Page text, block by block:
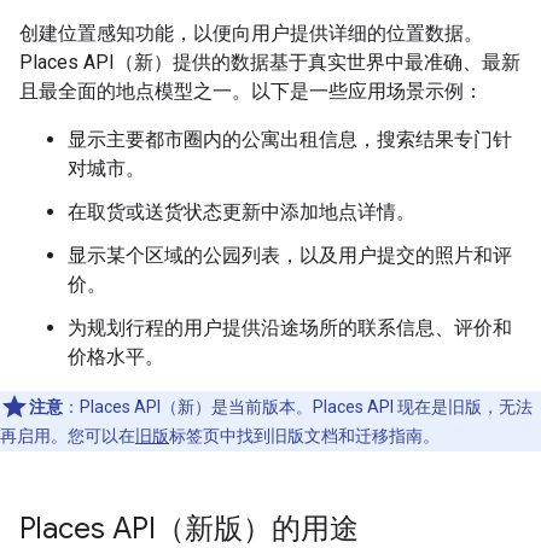
创建位置感知功能，以便向用户提供详细的位置数据。
Places API（新）提供的数据基于真实世界中最准确、最新
且最全面的地点模型之一。以下是一些应用场景示例：
显示主要都市圈内的公寓出租信息，搜索结果专门针
对城市。
在取货或送货状态更新中添加地点详情。
显示某个区域的公园列表，以及用户提交的照片和评
价。
为规划行程的用户提供沿途场所的联系信息、评价和
价格水平。
注意 ：Places API（新）是当前版本。Places API 现在是旧版，无法
再启用。您可以在 旧版标签页中找到旧版文档和迁移指南。
Places API（新版）的用途